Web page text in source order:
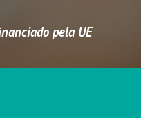
pela UE